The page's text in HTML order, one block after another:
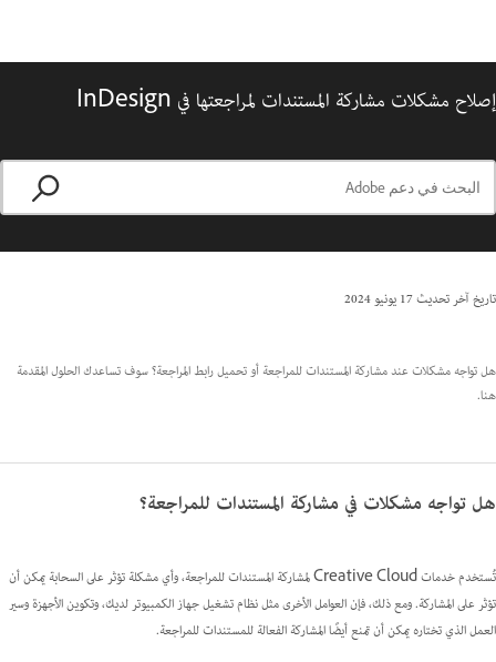
إصلاح مشكلات مشاركة المستندات لمراجعتها في InDesign
تاريخ آخر تحديث17 يونيو 2024
هل تواجه مشكلات عند مشاركة المستندات للمراجعة أو تحميل رابط المراجعة؟ سوف تساعدك الحلول المقدمة
هنا.
هل تواجه مشكلات في مشاركة المستندات للمراجعة؟
تُستخدم خدمات Creative Cloud لمشاركة المستندات للمراجعة، وأي مشكلة تؤثر على السحابة يمكن أن
تؤثر على المشاركة. ومع ذلك، فإن العوامل الأخرى مثل نظام تشغيل جهاز الكمبيوتر لديك، وتكوين الأجهزة وسير
العمل الذي تختاره يمكن أن تمنع أيضًا المشاركة الفعالة للمستندات للمراجعة.